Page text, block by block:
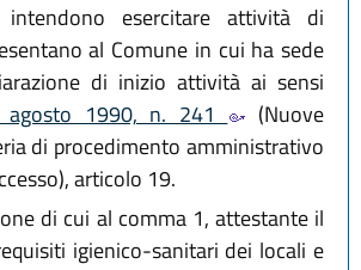
esercitare attività di
al Comune in cui ha sede
di inizio attività ai sensi
agosto 1990, n. 241
(Nuove
di procedimento amministrativo
articolo 19.
di cui al comma 1, attestante il
igienico-sanitari dei locali e